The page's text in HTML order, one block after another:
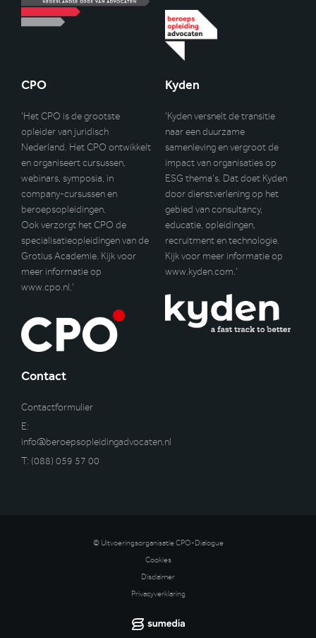
CPO
‘Het CPO is de grootste
opleider van juridisch
Nederland. Het CPO ontwikkelt
en organiseert cursussen,
webinars, symposia, in
company-cursussen en
beroepsopleidingen.
Ook verzorgt het CPO de
specialisatieopleidingen van de
Grotius Academie. Kijk voor
meer informatie op
www.cpo.nl.’
Kyden
‘Kyden versnelt de transitie
naar een duurzame
samenleving en vergroot de
impact van organisaties op
ESG thema’s. Dat doet Kyden
door dienstverlening op het
gebied van consultancy,
educatie, opleidingen,
recruitment en technologie.
Kijk voor meer informatie op
www.kyden.com.’
Contact
Contactformulier
E:
info@beroepsopleidingadvocaten.nl
T: (088) 059 57 00
© Uitvoeringsorganisatie CPO-Dialogue
Cookies
Disclaimer
Privacyverklaring